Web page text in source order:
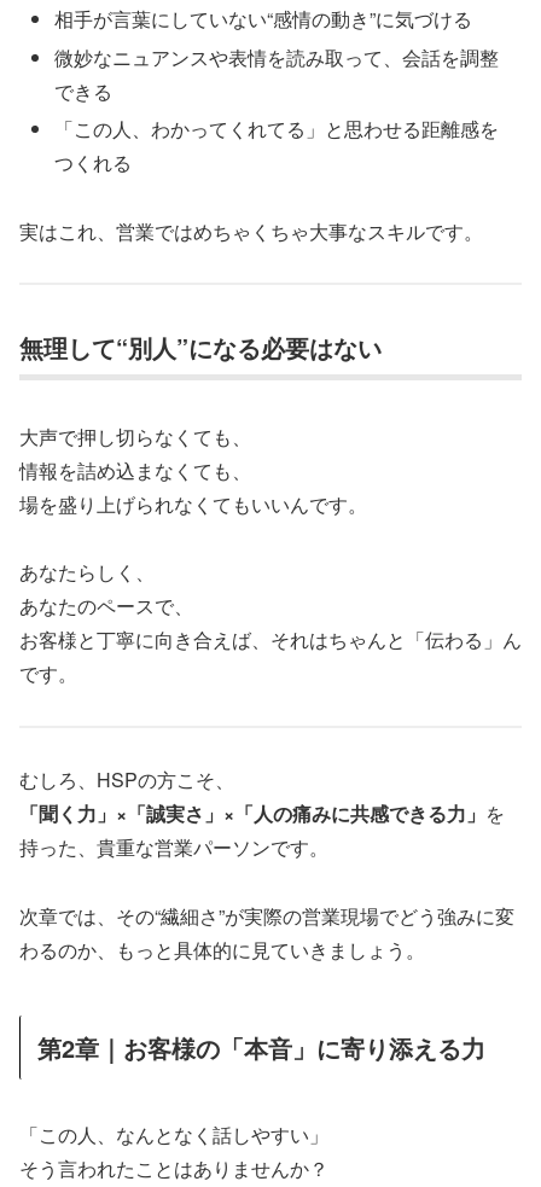
相手が言葉にしていない“感情の動き”に気づける
微妙なニュアンスや表情を読み取って、会話を調整
できる
「この人、わかってくれてる」と思わせる距離感を
つくれる
実はこれ、営業ではめちゃくちゃ大事なスキルです。
無理して“別人”になる必要はない
大声で押し切らなくても、
情報を詰め込まなくても、
場を盛り上げられなくてもいいんです。
あなたらしく、
あなたのペースで、
お客様と丁寧に向き合えば、それはちゃんと「伝わる」ん
です。
むしろ、HSPの方こそ、
「聞く力」×「誠実さ」×「人の痛みに共感できる力」 を
持った、貴重な営業パーソンです。
次章では、その“繊細さ”が実際の営業現場でどう強みに変
わるのか、もっと具体的に見ていきましょう。
第2章｜お客様の「本音」に寄り添える力
「この人、なんとなく話しやすい」
そう言われたことはありませんか？